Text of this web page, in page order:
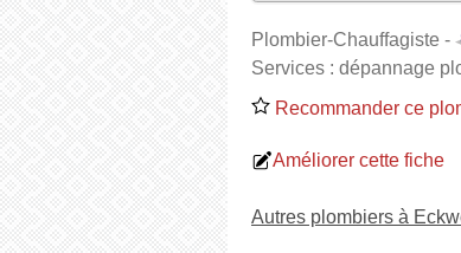
Plombier-Chauffagiste -
Services : dépannage
Recommander ce
Améliorer cette fiche
Autres plombiers à